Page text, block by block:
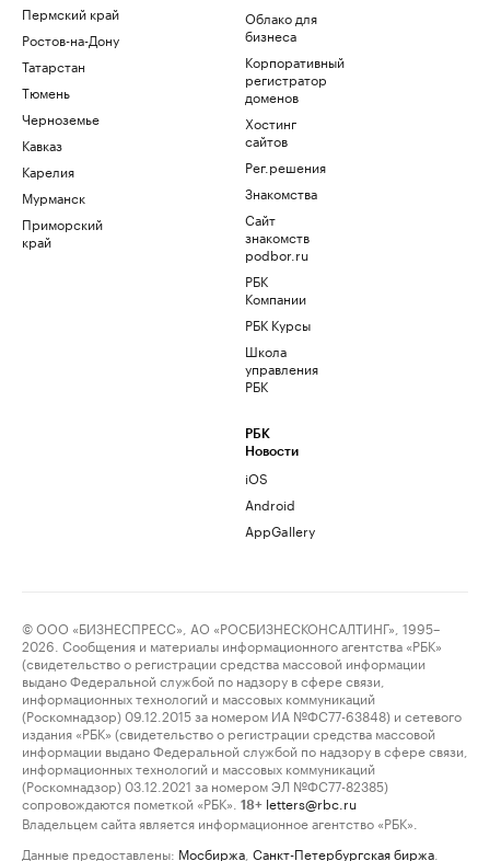
Пермский край
Ростов-на-Дону
Татарстан
Тюмень
Черноземье
Кавказ
Карелия
Мурманск
Приморский
край
Облако для
бизнеса
Корпоративный
регистратор
доменов
Хостинг
сайтов
Рег.решения
Знакомства
Сайт
знакомств
podbor.ru
РБК
Компании
РБК Курсы
Школа
управления
РБК
РБК
Новости
iOS
Android
AppGallery
© ООО «БИЗНЕСПРЕСС», АО «РОСБИЗНЕСКОНСАЛТИНГ», 1995–
2026. Сообщения и материалы информационного агентства «РБК»
(свидетельство о регистрации средства массовой информации
выдано Федеральной службой по надзору в сфере связи,
информационных технологий и массовых коммуникаций
(Роскомнадзор) 09.12.2015 за номером ИА №ФС77-63848) и сетевого
издания «РБК» (свидетельство о регистрации средства массовой
информации выдано Федеральной службой по надзору в сфере связи,
информационных технологий и массовых коммуникаций
(Роскомнадзор) 03.12.2021 за номером ЭЛ №ФС77-82385)
сопровождаются пометкой «РБК».
18+ letters@rbc.ru
Владельцем сайта является информационное агентство «РБК».
Данные предоставлены: Мосбиржа Санкт-Петербургская биржа